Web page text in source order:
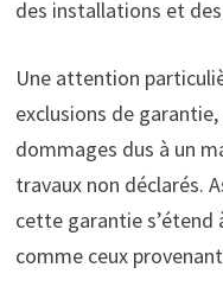
des installations et
Une attention
exclusions de
dommages dus à un
travaux non déclarés.
cette garantie s’étend
comme ceux